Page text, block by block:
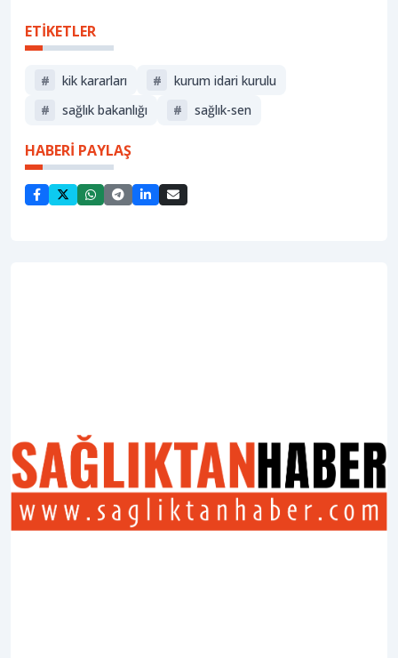
ETİKETLER
# kik kararları #
kurum idari kurulu
#
sağlik bakanliği # sağlık-sen
HABERİ PAYLAŞ